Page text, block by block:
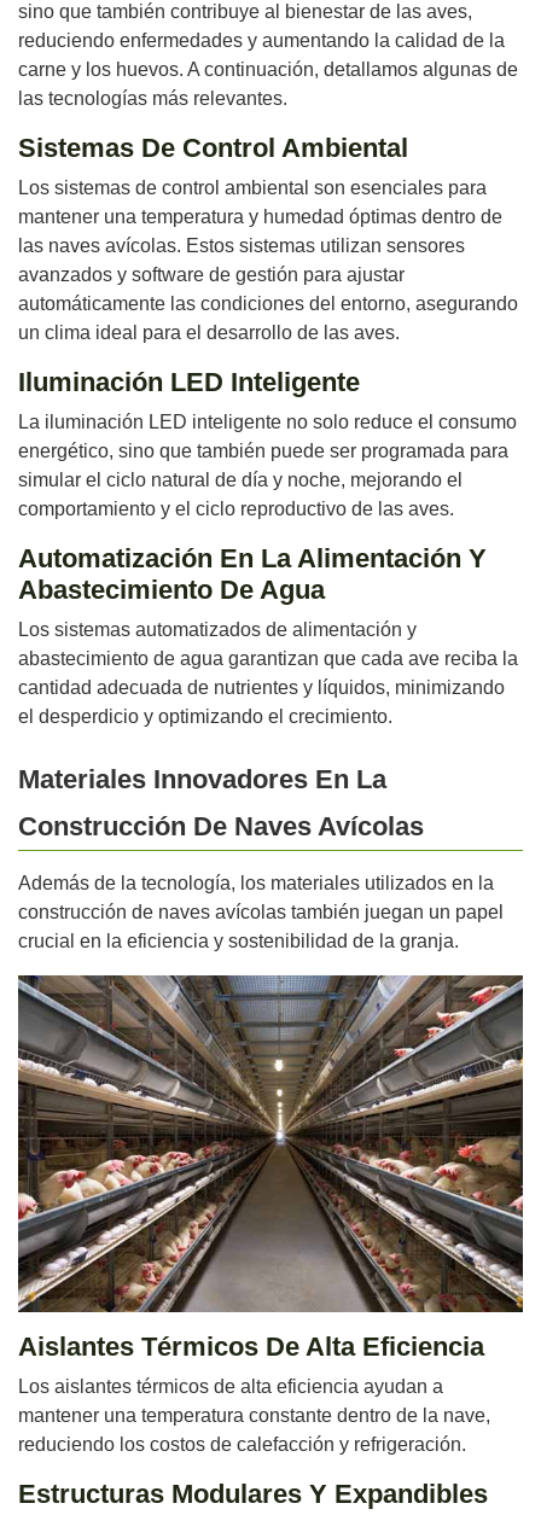
sino que también contribuye al bienestar de las aves,
reduciendo enfermedades y aumentando la calidad de la
carne y los huevos. A continuación, detallamos algunas de
las tecnologías más relevantes.
Sistemas De Control Ambiental
Los sistemas de control ambiental son esenciales para
mantener una temperatura y humedad óptimas dentro de
las naves avícolas. Estos sistemas utilizan sensores
avanzados y software de gestión para ajustar
automáticamente las condiciones del entorno, asegurando
un clima ideal para el desarrollo de las aves.
Iluminación LED Inteligente
La iluminación LED inteligente no solo reduce el consumo
energético, sino que también puede ser programada para
simular el ciclo natural de día y noche, mejorando el
comportamiento y el ciclo reproductivo de las aves.
Automatización En La Alimentación Y
Abastecimiento De Agua
Los sistemas automatizados de alimentación y
abastecimiento de agua garantizan que cada ave reciba la
cantidad adecuada de nutrientes y líquidos, minimizando
el desperdicio y optimizando el crecimiento.
Materiales Innovadores En La
Construcción De Naves Avícolas
Además de la tecnología, los materiales utilizados en la
construcción de naves avícolas también juegan un papel
crucial en la eficiencia y sostenibilidad de la granja.
Aislantes Térmicos De Alta Eficiencia
Los aislantes térmicos de alta eficiencia ayudan a
mantener una temperatura constante dentro de la nave,
reduciendo los costos de calefacción y refrigeración.
Estructuras Modulares Y Expandibles